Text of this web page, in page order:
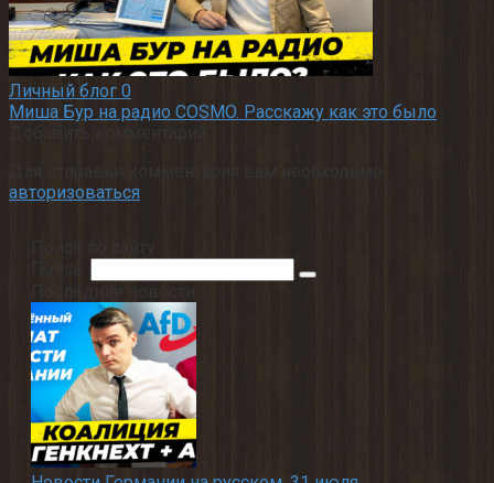
Личный блог 0
Миша Бур на радио COSMO. Расскажу как это было
Добавить комментарий
Для отправки комментария вам необходимо
авторизоваться
Поиск по сайту
Последние новости